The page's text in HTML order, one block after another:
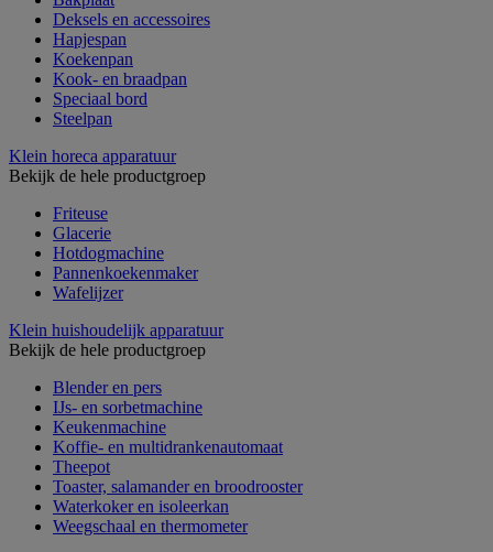
Deksels en accessoires
Hapjespan
Koekenpan
Kook- en braadpan
Speciaal bord
Steelpan
Klein horeca apparatuur
Bekijk de hele productgroep
Friteuse
Glacerie
Hotdogmachine
Pannenkoekenmaker
Wafelijzer
Klein huishoudelijk apparatuur
Bekijk de hele productgroep
Blender en pers
IJs- en sorbetmachine
Keukenmachine
Koffie- en multidrankenautomaat
Theepot
Toaster, salamander en broodrooster
Waterkoker en isoleerkan
Weegschaal en thermometer